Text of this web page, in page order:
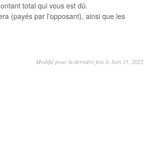
total qui vous est dû.
(payés par l'opposant), ainsi que les
Modifié pour la dernière fois le Juin 15, 2022